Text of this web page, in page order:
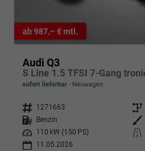
ab 987,– € mtl.
Audi Q3
S Line 1.5 TFSI 7-Gang
sofort lieferbar Neuwagen
Fahrzeugnr. 1271663 Getriebe
Kraftstoff
Benzin Außenfarbe
Leistung
110 kW (150 PS) Kilometerstand
11.05.2026